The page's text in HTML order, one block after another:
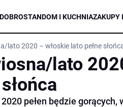
DOM I KUCHNIAZAKUPY
lato 2020 – włoskie lato pełne
lato
pełen będzie gorących,